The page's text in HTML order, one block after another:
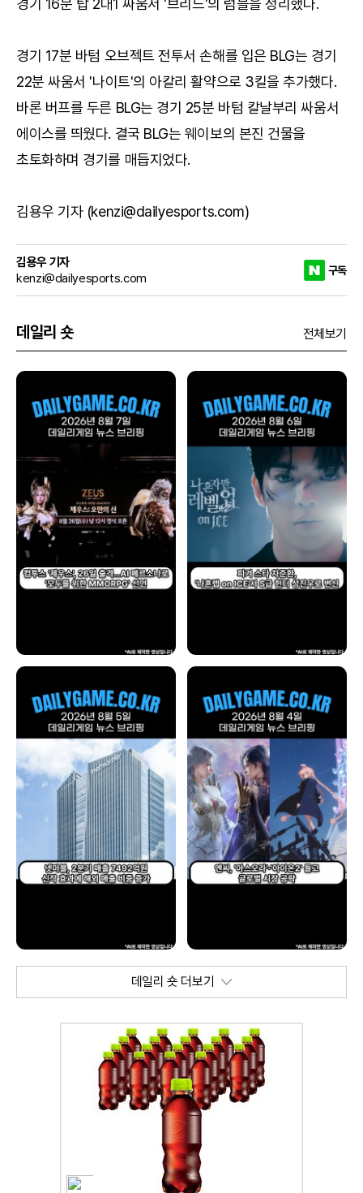
경기 16분 탑 2대1 싸움서 '브리드'의 럼블을 정리했다.
경기 17분 바텀 오브젝트 전투서 손해를 입은 BLG는 경기
22분 싸움서 '나이트'의 아칼리 활약으로 3킬을 추가했다.
바론 버프를 두른 BLG는 경기 25분 바텀 칼날부리 싸움서
에이스를 띄웠다. 결국 BLG는 웨이보의 본진 건물을
초토화하며 경기를 매듭지었다.
김용우 기자 (kenzi@dailyesports.com)
김용우 기자
kenzi@dailyesports.com
구독
데일리 숏 전체보기
데일리 숏 더보기